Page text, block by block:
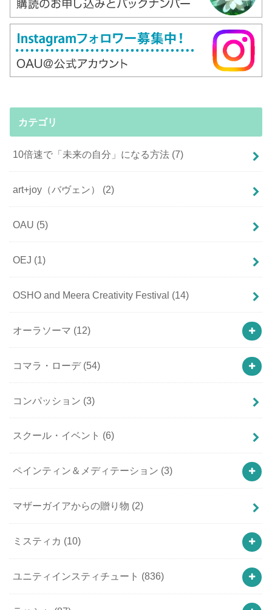
カテゴリ
10倍速で「未来の自分」になる方法 (7)
art+joy（バヴェン） (2)
OAU (5)
OEJ (1)
OSHO and Meera Creativity Festival (14)
オーラソーマ (12)
コマラ・ローデ (54)
コンパッション (3)
スクール・イベント (6)
ペインティン＆メディテーション (3)
マザーガイアからの贈り物 (2)
ミスティカ (10)
ユニティインスティチュート (836)